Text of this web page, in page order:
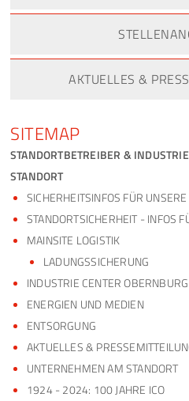
AKTUELLES &
SITEMAP
STANDORTBETREIBER &
STANDORT
SICHERHEITSINFOS FÜR
STANDORTSICHERHEIT - INFOS
MAINSITE LOGISTIK
LADUNGSSICHERUNG
INDUSTRIE CENTER OBERNBURG
ENERGIEN UND MEDIEN
ENTSORGUNG
AKTUELLES &
UNTERNEHMEN AM STANDORT
1924 - 2024: 100 JAHRE ICO